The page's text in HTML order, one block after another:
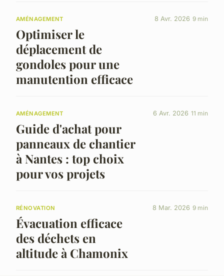
AMÉNAGEMENT
Optimiser le
déplacement de
gondoles pour une
manutention efficace
8 Avr. 2026 9 min
AMÉNAGEMENT
Guide d'achat pour
panneaux de chantier
à Nantes : top choix
pour vos projets
6 Avr. 2026 11 min
RÉNOVATION
Évacuation efficace
des déchets en
altitude à Chamonix
8 Mar. 2026 9 min